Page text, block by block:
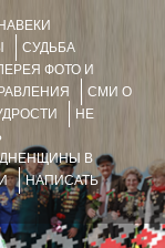
СУДЬБА
ФОТО И
СМИ О
НЕ
В
НАПИСАТЬ